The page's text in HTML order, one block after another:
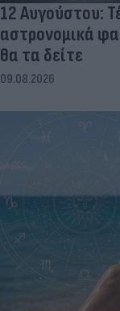
12 Αυγούστου:
αστρονομικά
θα τα δείτε
09.08.2026